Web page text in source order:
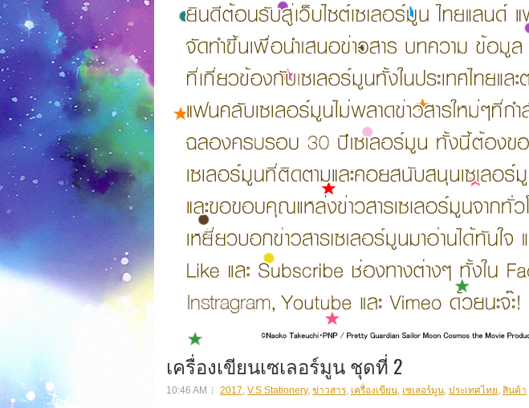
เครื่องเขียนเซเลอร์มูน ชุดที่ 2
10:46 AM 2017, V.S Stationery, ข่าวสาร, เครื่องเขียน, เซเลอร์มูน, ประเทศไทย, สินค้า